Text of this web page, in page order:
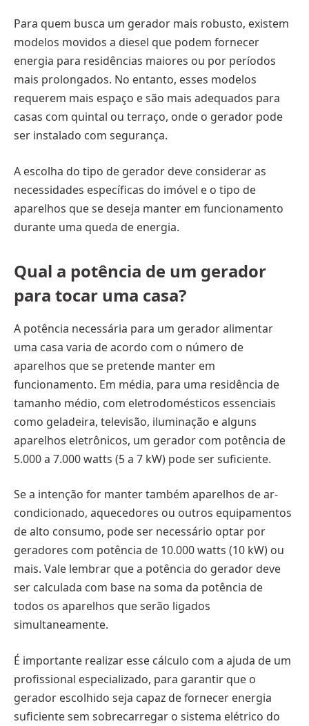
Para quem busca um gerador mais robusto, existem
modelos movidos a diesel que podem fornecer
energia para residências maiores ou por períodos
mais prolongados. No entanto, esses modelos
requerem mais espaço e são mais adequados para
casas com quintal ou terraço, onde o gerador pode
ser instalado com segurança.
A escolha do tipo de gerador deve considerar as
necessidades específicas do imóvel e o tipo de
aparelhos que se deseja manter em funcionamento
durante uma queda de energia.
Qual a potência de um gerador
para tocar uma casa?
A potência necessária para um gerador alimentar
uma casa varia de acordo com o número de
aparelhos que se pretende manter em
funcionamento. Em média, para uma residência de
tamanho médio, com eletrodomésticos essenciais
como geladeira, televisão, iluminação e alguns
aparelhos eletrônicos, um gerador com potência de
5.000 a 7.000 watts (5 a 7 kW) pode ser suficiente.
Se a intenção for manter também aparelhos de ar-
condicionado, aquecedores ou outros equipamentos
de alto consumo, pode ser necessário optar por
geradores com potência de 10.000 watts (10 kW) ou
mais. Vale lembrar que a potência do gerador deve
ser calculada com base na soma da potência de
todos os aparelhos que serão ligados
simultaneamente.
É importante realizar esse cálculo com a ajuda de um
profissional especializado, para garantir que o
gerador escolhido seja capaz de fornecer energia
suficiente sem sobrecarregar o sistema elétrico do